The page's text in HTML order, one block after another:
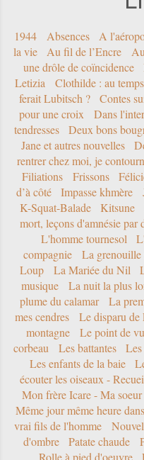
1944 Absences A
la vie
Au fil de l’Encre
une drôle de coïncidence
Letizia
Clothilde : au
ferait Lubitsch ?
Contes
pour une croix
Dans
tendresses
Deux bons
Jane et autres nouvelles
rentrer chez moi, je
Filiations
Frissons
d’à côté
Impasse khmère
K-Squat-Balade
Kitsune
mort, leçons d'amnésie par
L'homme tournesol
compagnie
La grenouille
Loup
La Mariée du Nil
musique
La nuit la plus
plume du calamar
La
mes cendres
Le disparu
montagne
Le point de
corbeau
Les battantes
Les enfants de la baie
écouter les oiseaux -
Mon frère Icare - Ma
Même jour même heure
vrai fils de l'homme
d'ombre
Patate chaude
Rolle à pied d'oeuvre